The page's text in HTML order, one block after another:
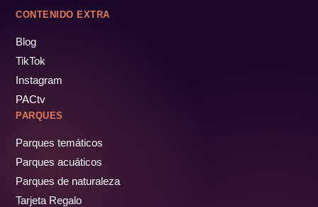
CONTENIDO EXTRA
Blog
TikTok
Instagram
PACtv
PARQUES
Parques temáticos
Parques acuáticos
Parques de naturaleza
Tarjeta Regalo